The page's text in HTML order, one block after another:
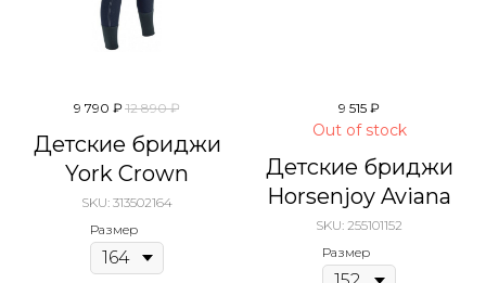
9 790 ₽ 12 890 ₽
Детские бриджи
York Crown
SKU: 313502164
Размер
9 515 ₽
Out of stock
Детские бриджи
Horsenjoy Aviana
SKU: 255101152
Размер